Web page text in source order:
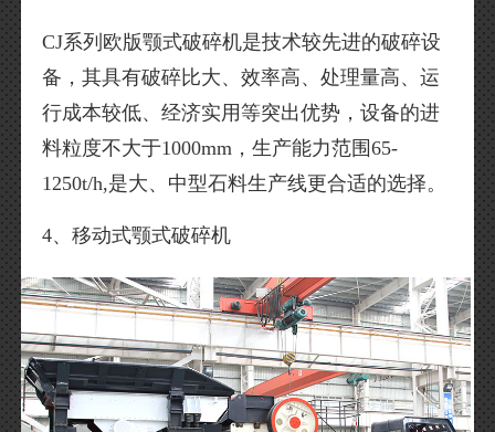
CJ系列欧版颚式破碎机是技术较先进的破碎设
备，其具有破碎比大、效率高、处理量高、运
行成本较低、经济实用等突出优势，设备的进
料粒度不大于1000mm，生产能力范围65-
1250t/h,是大、中型石料生产线更合适的选择。
4、移动式颚式破碎机